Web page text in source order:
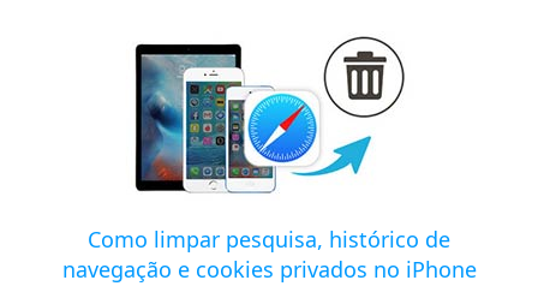
Como limpar pesquisa, histórico de
navegação e cookies privados no iPhone